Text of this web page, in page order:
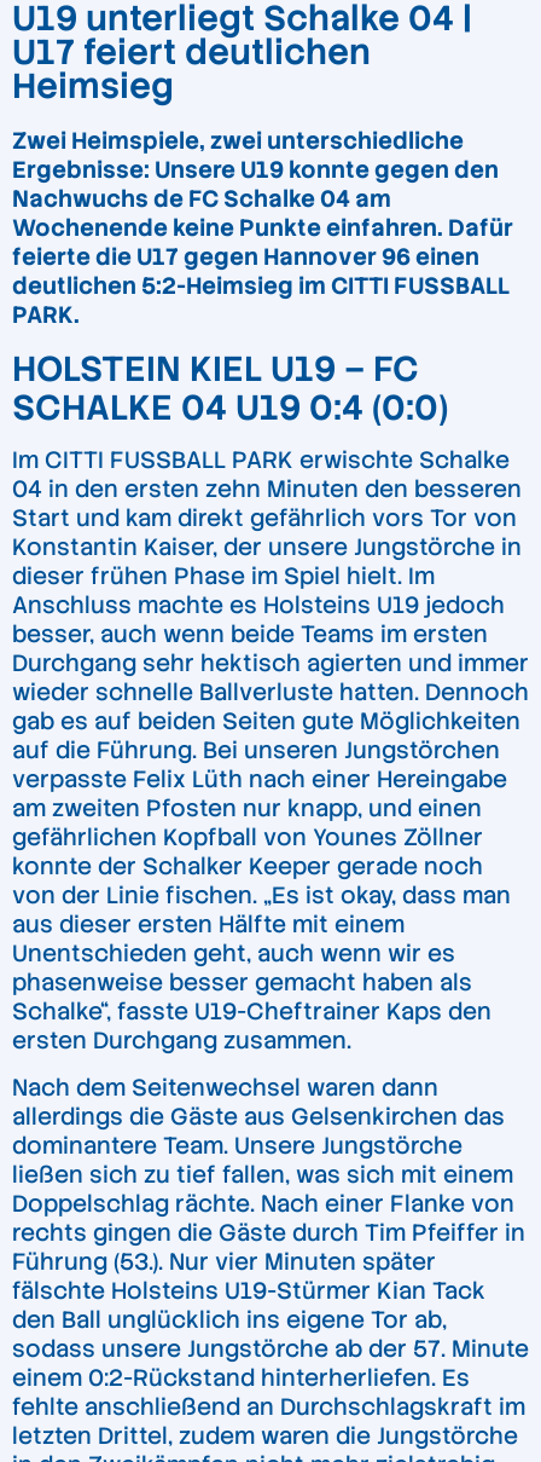
U19 unterliegt Schalke 04 |
U17 feiert deutlichen
Heimsieg
Zwei Heimspiele, zwei unterschiedliche
Ergebnisse: Unsere U19 konnte gegen den
Nachwuchs de FC Schalke 04 am
Wochenende keine Punkte einfahren. Dafür
feierte die U17 gegen Hannover 96 einen
deutlichen 5:2-Heimsieg im CITTI FUSSBALL
PARK.
HOLSTEIN KIEL U19 – FC
SCHALKE 04 U19 0:4 (0:0)
Im CITTI FUSSBALL PARK erwischte Schalke
04 in den ersten zehn Minuten den besseren
Start und kam direkt gefährlich vors Tor von
Konstantin Kaiser, der unsere Jungstörche in
dieser frühen Phase im Spiel hielt. Im
Anschluss machte es Holsteins U19 jedoch
besser, auch wenn beide Teams im ersten
Durchgang sehr hektisch agierten und immer
wieder schnelle Ballverluste hatten. Dennoch
gab es auf beiden Seiten gute Möglichkeiten
auf die Führung. Bei unseren Jungstörchen
verpasste Felix Lüth nach einer Hereingabe
am zweiten Pfosten nur knapp, und einen
gefährlichen Kopfball von Younes Zöllner
konnte der Schalker Keeper gerade noch
von der Linie fischen. „Es ist okay, dass man
aus dieser ersten Hälfte mit einem
Unentschieden geht, auch wenn wir es
phasenweise besser gemacht haben als
Schalke“, fasste U19-Cheftrainer Kaps den
ersten Durchgang zusammen.
Nach dem Seitenwechsel waren dann
allerdings die Gäste aus Gelsenkirchen das
dominantere Team. Unsere Jungstörche
ließen sich zu tief fallen, was sich mit einem
Doppelschlag rächte. Nach einer Flanke von
rechts gingen die Gäste durch Tim Pfeiffer in
Führung (53.). Nur vier Minuten später
fälschte Holsteins U19-Stürmer Kian Tack
den Ball unglücklich ins eigene Tor ab,
sodass unsere Jungstörche ab der 57. Minute
einem 0:2-Rückstand hinterherliefen. Es
fehlte anschließend an Durchschlagskraft im
letzten Drittel, zudem waren die Jungstörche